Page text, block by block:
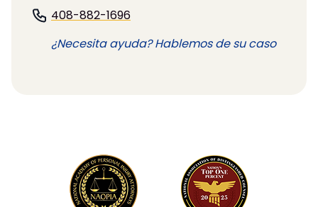
408-882-1696
¿Necesita ayuda? Hablemos de su caso